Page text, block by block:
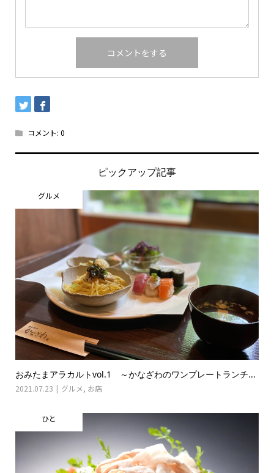
コメント: 0
ピックアップ記事
グルメ
おみたまアラカルトvol.1 ～かなざわのワンプレートランチ...
2021.07.23 グルメ, お店
ひと